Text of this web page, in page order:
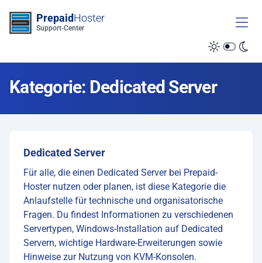
PrepaidHoster
Support-Center
Kategorie: Dedicated Server
Dedicated Server
Für alle, die einen Dedicated Server bei Prepaid-
Hoster nutzen oder planen, ist diese Kategorie die
Anlaufstelle für technische und organisatorische
Fragen. Du findest Informationen zu verschiedenen
Servertypen, Windows-Installation auf Dedicated
Servern, wichtige Hardware-Erweiterungen sowie
Hinweise zur Nutzung von KVM-Konsolen.